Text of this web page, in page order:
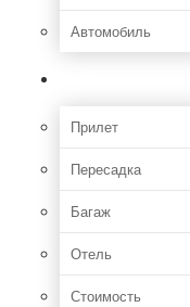
Автомобиль
Прилет
Пересадка
Багаж
Отель
Стоимость